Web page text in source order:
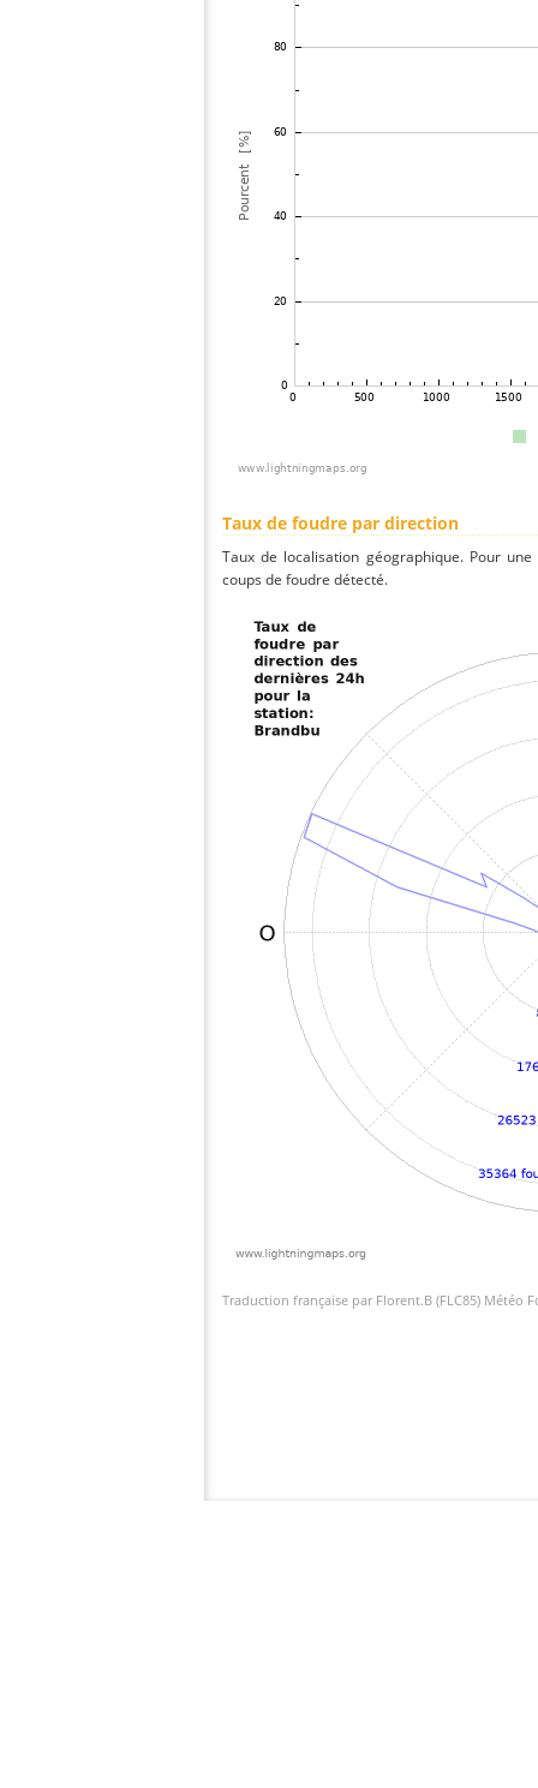
Taux de foudre par direction
Taux de localisation géographique. Pour
coups de foudre détecté.
Traduction française par Florent.B (FLC85) Météo